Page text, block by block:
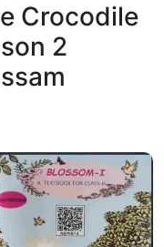
Crocodile
2